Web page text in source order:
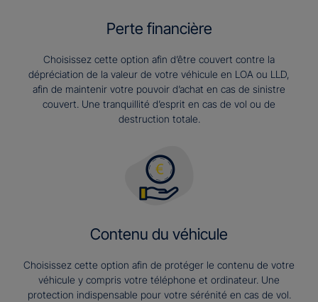
Perte financière
Choisissez cette option afin d’être couvert contre la
dépréciation de la valeur de votre véhicule en LOA ou LLD,
afin de maintenir votre pouvoir d’achat en cas de sinistre
couvert. Une tranquillité d’esprit en cas de vol ou de
destruction totale.
Contenu du véhicule
Choisissez cette option afin de protéger le contenu de votre
véhicule y compris votre téléphone et ordinateur. Une
protection indispensable pour votre sérénité en cas de vol.